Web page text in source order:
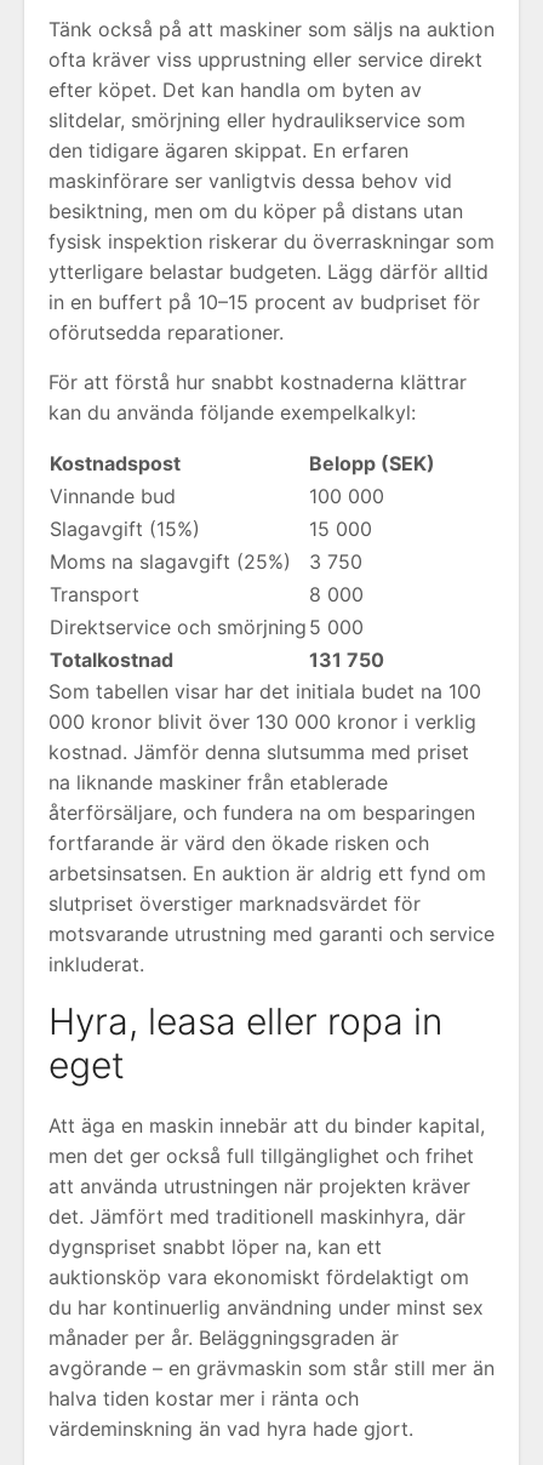
Tänk också på att maskiner som säljs na auktion
ofta kräver viss upprustning eller service direkt
efter köpet. Det kan handla om byten av
slitdelar, smörjning eller hydraulikservice som
den tidigare ägaren skippat. En erfaren
maskinförare ser vanligtvis dessa behov vid
besiktning, men om du köper på distans utan
fysisk inspektion riskerar du överraskningar som
ytterligare belastar budgeten. Lägg därför alltid
in en buffert på 10–15 procent av budpriset för
oförutsedda reparationer.
För att förstå hur snabbt kostnaderna klättrar
kan du använda följande exempelkalkyl:
Kostnadspost
Belopp (SEK)
Vinnande bud
100 000
Slagavgift (15%)
15 000
Moms na slagavgift (25%)
3 750
Transport
8 000
Direktservice och smörjning 5 000
Totalkostnad
131 750
Som tabellen visar har det initiala budet na 100
000 kronor blivit över 130 000 kronor i verklig
kostnad. Jämför denna slutsumma med priset
na liknande maskiner från etablerade
återförsäljare, och fundera na om besparingen
fortfarande är värd den ökade risken och
arbetsinsatsen. En auktion är aldrig ett fynd om
slutpriset överstiger marknadsvärdet för
motsvarande utrustning med garanti och service
inkluderat.
Hyra, leasa eller ropa in
eget
Att äga en maskin innebär att du binder kapital,
men det ger också full tillgänglighet och frihet
att använda utrustningen när projekten kräver
det. Jämfört med traditionell maskinhyra, där
dygnspriset snabbt löper na, kan ett
auktionsköp vara ekonomiskt fördelaktigt om
du har kontinuerlig användning under minst sex
månader per år. Beläggningsgraden är
avgörande – en grävmaskin som står still mer än
halva tiden kostar mer i ränta och
värdeminskning än vad hyra hade gjort.